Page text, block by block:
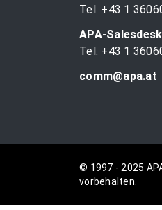
Tel. +43 1
APA-Salesdesk
Tel. +43 1
comm@apa.at
© 1997 - 2025
vorbehalten.